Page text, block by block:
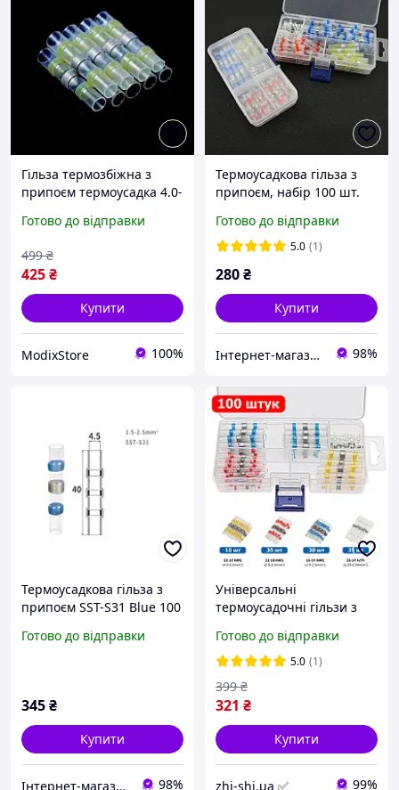
Гільза термозбіжна з
припоєм термоусадка 4.0-
жовтий (HbP050948-70)
Готово до відправки
425₴
499 ₴
Купити
ModixStore 100%
Термоусадкова гільза з
припоєм, набір 100 шт.
Готово до відправки
5.0 (1)
280₴
Купити
Інтернет-магазин Електроніки 98%
Термоусадкова гільза з
припоєм SST-S31 Blue 100
Готово до відправки
345₴
Купити
Інтернет-магазин Електроніки 98%
Універсальні
термоусадочні гільзи з
4 види
Готово до відправки
5.0 (1)
321 ₴
399 ₴
Купити
zhi-shi.ua ✅ 99%